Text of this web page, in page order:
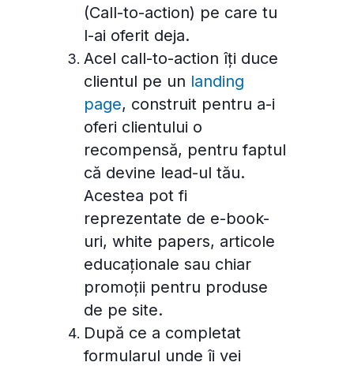
(Call-to-action) pe care tu
l-ai oferit deja.
Acel call-to-action îți duce
clientul pe un landing
page, construit pentru a-i
oferi clientului o
recompensă, pentru faptul
că devine lead-ul tău.
Acestea pot fi
reprezentate de e-book-
uri, white papers, articole
educaționale sau chiar
promoții pentru produse
de pe site.
După ce a completat
formularul unde îi vei